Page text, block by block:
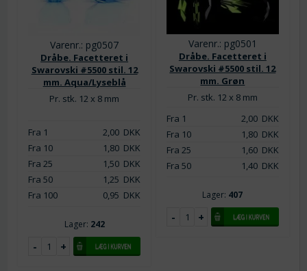
Varenr.: pg0507
Dråbe. Facetteret i
Swarovski #5500 stil. 12
mm. Aqua/Lyseblå
Pr. stk. 12 x 8 mm
Fra 1 2,00DKK
Fra 10
1,80DKK
Fra 25
1,50DKK
Fra 50
1,25 DKK
Fra 100
0,95 DKK
Lager: 242
Varenr.: pg0501
Dråbe. Facetteret i
Swarovski #5500 stil. 12
mm. Grøn
Pr. stk. 12 x 8 mm
Fra 1
2,00DKK
Fra 10
1,80DKK
Fra 25
1,60DKK
Fra 50
1,40DKK
Lager: 407